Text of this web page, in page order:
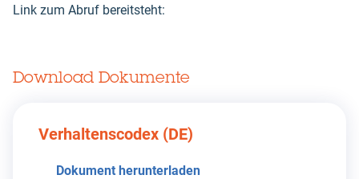
Link zum Abruf bereitsteht:
Download Dokumente
Verhaltenscodex (DE)
Dokument herunterladen